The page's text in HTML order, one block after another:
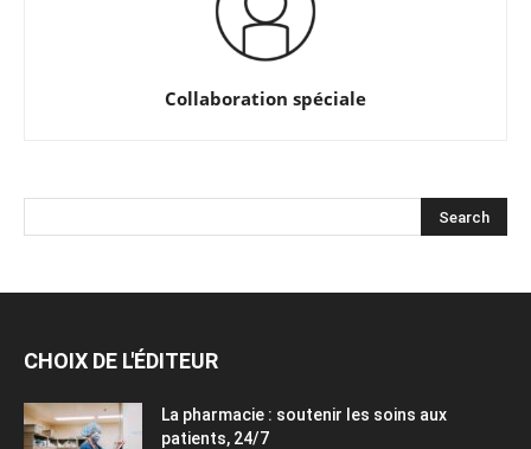
Collaboration spéciale
CHOIX DE L'ÉDITEUR
La pharmacie : soutenir les soins aux
patients, 24/7